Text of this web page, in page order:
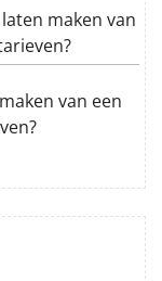
maken van
van een